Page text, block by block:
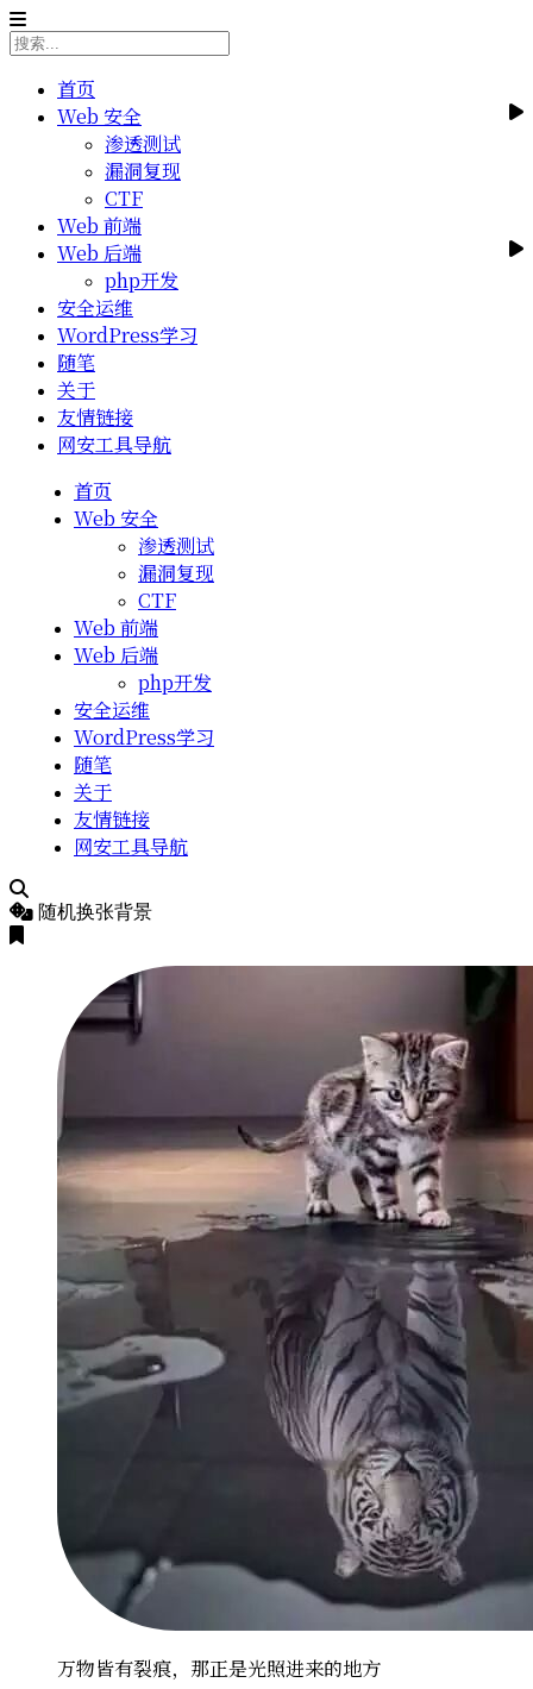
首页
Web 安全
渗透测试
漏洞复现
CTF
Web 前端
Web 后端
php开发
安全运维
WordPress学习
随笔
关于
友情链接
网安工具导航
首页
Web 安全
渗透测试
漏洞复现
CTF
Web 前端
Web 后端
php开发
安全运维
WordPress学习
随笔
关于
友情链接
网安工具导航
随机换张背景
万物皆有裂痕，那正是光照进来的地方